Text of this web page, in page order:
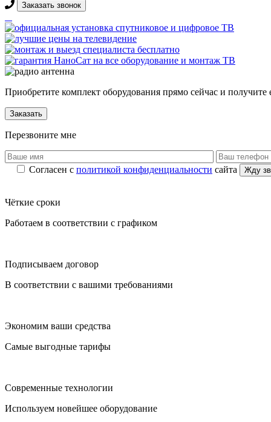
Заказать звонок
Приобретите комплект оборудования прямо сейчас и получите
Заказать
Перезвоните мне
Согласен с политикой конфиденциальности сайта
Чёткие сроки
Работаем в соответствии с графиком
Подписываем договор
В соответствии с вашими требованиями
Экономим ваши средства
Самые выгодные тарифы
Современные технологии
Используем новейшее оборудование